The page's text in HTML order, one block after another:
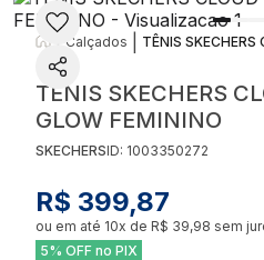
Calçados
TÊNIS SKECHERS
GLOW FEMININO
SKECHERSID: 1003350272
R$ 399,87
ou em até 10x de R$ 39,98 sem
5% OFF no PIX